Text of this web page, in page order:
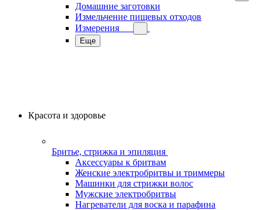
Домашние заготовки
Измельчение пищевых отходов
Измерения
Еще
Красота и здоровье
Бритье, стрижка и эпиляция
Аксессуары к бритвам
Женские электробритвы и триммеры
Машинки для стрижки волос
Мужские электробритвы
Нагреватели для воска и парафина